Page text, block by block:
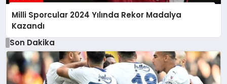
Milli Sporcular 2024 Yılında Rekor Madalya
Kazandı
Son Dakika